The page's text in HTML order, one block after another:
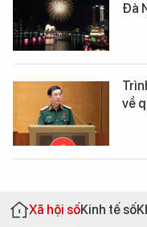
Đà
về
Xã hội sốKinh tế số